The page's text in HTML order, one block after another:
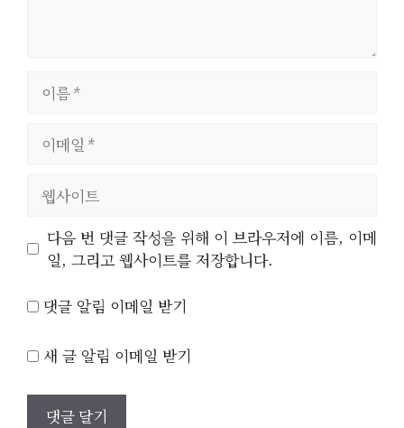
트
다음 번 댓글 작성을 위해 이 브라우저에 이름, 이메
일, 그리고 웹사이트를 저장합니다.
댓글 알림 이메일 받기
새 글 알림 이메일 받기